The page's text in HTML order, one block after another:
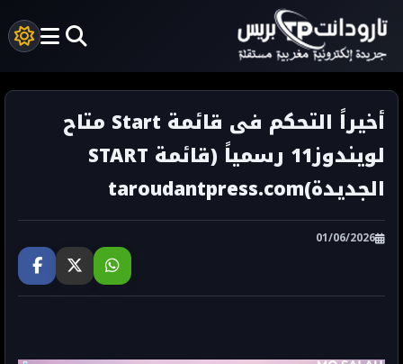
أخيراً التحكم فى قائمة Start متاح
لويندوز11 رسمياً (قائمة START
الجديدة)taroudantpress.com
01/06/2026